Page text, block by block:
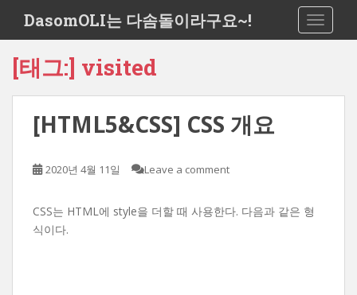
i
DasomOLI는 다솜돌이라구요~!
[태그:] visited
[HTML5&CSS] CSS 개요
2020년 4월 11일 Leave a comment
CSS는 HTML에 style을 더할 때 사용한다. 다음과 같은 형
식이다.